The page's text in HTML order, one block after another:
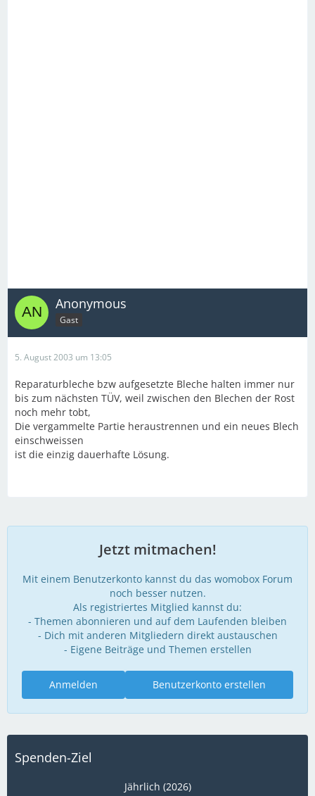
Anonymous
Gast
5. August 2003 um 13:05
Reparaturbleche bzw aufgesetzte Bleche halten immer nur
bis zum nächsten TÜV, weil zwischen den Blechen der Rost
noch mehr tobt,
Die vergammelte Partie heraustrennen und ein neues Blech
einschweissen
ist die einzig dauerhafte Lösung.
Jetzt mitmachen!
Mit einem Benutzerkonto kannst du das womobox Forum
noch besser nutzen.
Als registriertes Mitglied kannst du:
- Themen abonnieren und auf dem Laufenden bleiben
- Dich mit anderen Mitgliedern direkt austauschen
- Eigene Beiträge und Themen erstellen
Benutzerkonto erstellen
Anmelden
Spenden-Ziel
Jährlich (2026)